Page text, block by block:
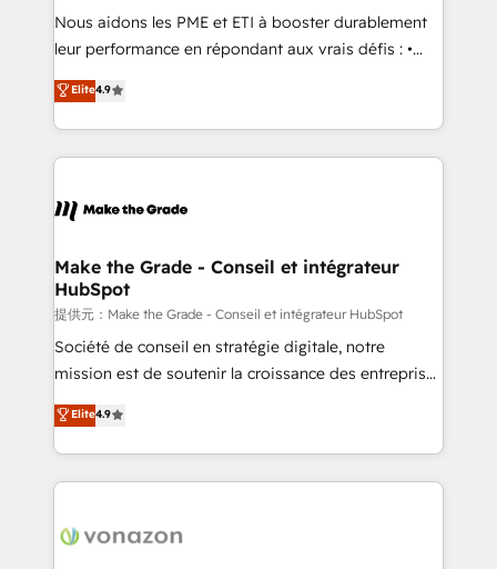
Canada, Germany, France, Belgium, Singapore, and
South Africa. Certified compliant with ISO/IEC
international offices and 175+ employees.
Nous aidons les PME et ETI à booster durablement
leur performance en répondant aux vrais défis : •
Intégration de HubSpot avec d’autres outils (ERP,
téléphonie, etc.) • Alignement des équipes grâce à un
outil et des données partagées • Amélioration de la
collecte et de l’analyse des données pour des
de la productivité des équipes Notre équipe de 30
avec un engagement total, alignant processus
métiers et technologie, et guidant vos équipes à
travers le changement, tout en centrant vos objectifs
d’entreprise. Grâce à une méthodologie éprouvée
auprès de plus de 400 clients, nous comprenons
HubSpot dans votre organisation. Pour toute
question technique ou besoin de structuration de
Elite4.9
Make the Grade - Conseil et intégrateur
HubSpot
提供元：Make the Grade - Conseil et intégrateur HubSpot
Société de conseil en stratégie digitale, notre
mission est de soutenir la croissance des entreprises
B2B à travers l’acquisition de nouveaux clients,
l'intégration CRM et le développement des revenus
auprès de vos comptes existants. En France et à
l'international, nous travaillons avec des ETI
delà d’une simple transformation digitale et des
Elite4.9